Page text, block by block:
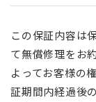
この保証内容は
て無償修理をお
よってお客様の
証期間内経過後